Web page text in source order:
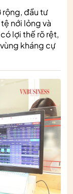
rộng, đầu tư
nới lỏng và
lợi thế rõ rệt,
kháng cự